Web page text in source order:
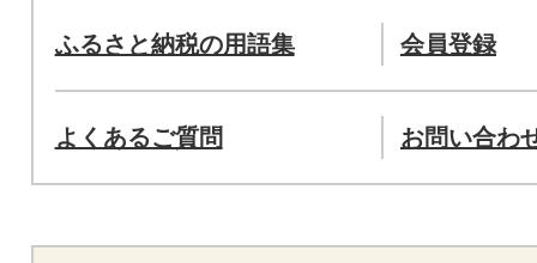
ふるさと納税の用語集 会員登録
よくあるご質問 お問い合わ